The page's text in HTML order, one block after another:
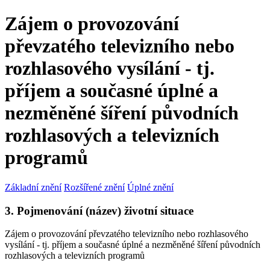
Zájem o provozování
převzatého televizního nebo
rozhlasového vysílání - tj.
příjem a současné úplné a
nezměněné šíření původních
rozhlasových a televizních
programů
Základní znění Rozšířené znění Úplné znění
3. Pojmenování (název) životní situace
Zájem o provozování převzatého televizního nebo rozhlasového
vysílání - tj. příjem a současné úplné a nezměněné šíření původních
rozhlasových a televizních programů